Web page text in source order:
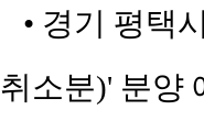
• 경기 평택
취소분)' 분양